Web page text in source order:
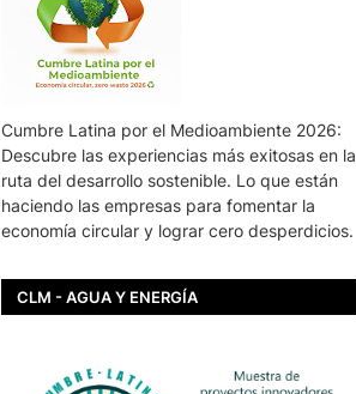
Cumbre Latina por el Medioambiente 2026:
Descubre las experiencias más exitosas en la
ruta del desarrollo sostenible. Lo que están
haciendo las empresas para fomentar la
economía circular y lograr cero desperdicios.
CLM - AGUA Y ENERGÍA